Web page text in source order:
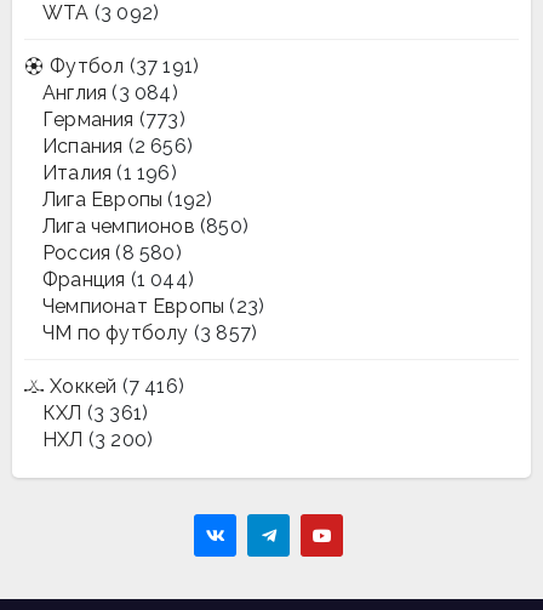
WTA (3 092)
Футбол (37 191)
Англия (3 084)
Германия (773)
Испания (2 656)
Италия (1 196)
Лига Европы (192)
Лига чемпионов (850)
Россия (8 580)
Франция (1 044)
Чемпионат Европы (23)
ЧМ по футболу (3 857)
Хоккей (7 416)
КХЛ (3 361)
НХЛ (3 200)